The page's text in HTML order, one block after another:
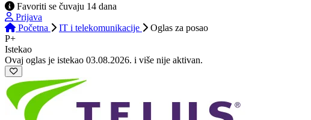
Favoriti se čuvaju 14 dana
Prijava
Početna
IT i telekomunikacije Oglas za posao
P+
Istekao
Ovaj oglas je istekao 03.08.2026. i više nije aktivan.